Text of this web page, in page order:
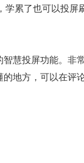
累了也可以投屏
慧投屏功能。非
地方，可以在评